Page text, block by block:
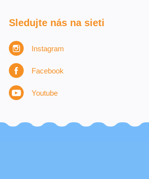
Sledujte nás na sieti
Instagram
Facebook
Youtube